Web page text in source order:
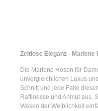
Zeitlose Eleganz - Marlene
Die Marlene Hosen für
unvergleichlichen Luxus
Schnitt und jede Falte
Raffinesse und Anmut aus.
Wesen der Weiblichkeit